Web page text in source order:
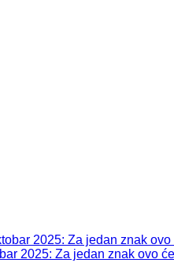
2025: Za jedan znak ovo